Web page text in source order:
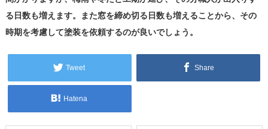
る日数も増えます。また窓を締め切る日数も増えることから、その
時期を考慮して塗装を依頼するのが良いでしょう。
Tweet Share
Hatena